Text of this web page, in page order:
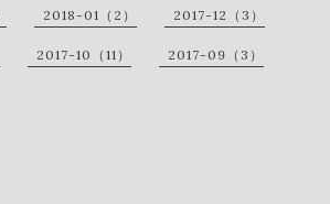
2018-01（2） 2017-12（3）
2017-10（11） 2017-09（3）